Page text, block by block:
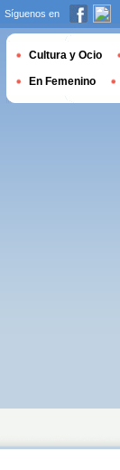
Síguenos en
Cultura y Ocio
En Femenino